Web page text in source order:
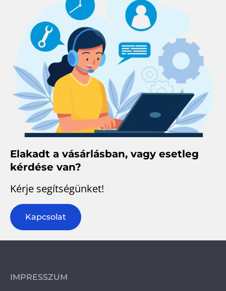
Elakadt a vásárlásban, vagy esetleg
kérdése van?
Kérje segítségünket!
Kapcsolat
IMPRESSZUM